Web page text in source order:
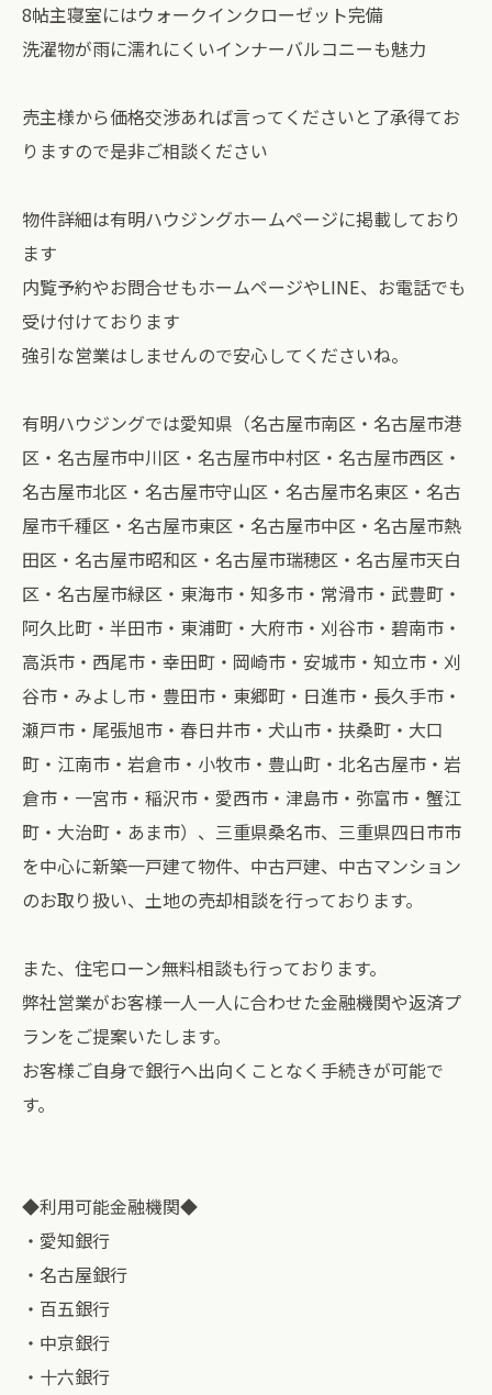
8帖主寝室にはウォークインクローゼット完備
洗濯物が雨に濡れにくいインナーバルコニーも魅力
売主様から価格交渉あれば言ってくださいと了承得てお
りますので是非ご相談ください
物件詳細は有明ハウジングホームページに掲載しており
ます
内覧予約やお問合せもホームページやLINE、お電話でも
受け付けております
強引な営業はしませんので安心してくださいね。
有明ハウジングでは愛知県（名古屋市南区・名古屋市港
区・名古屋市中川区・名古屋市中村区・名古屋市西区・
名古屋市北区・名古屋市守山区・名古屋市名東区・名古
屋市千種区・名古屋市東区・名古屋市中区・名古屋市熱
田区・名古屋市昭和区・名古屋市瑞穂区・名古屋市天白
区・名古屋市緑区・東海市・知多市・常滑市・武豊町・
阿久比町・半田市・東浦町・大府市・刈谷市・碧南市・
高浜市・西尾市・幸田町・岡崎市・安城市・知立市・刈
谷市・みよし市・豊田市・東郷町・日進市・長久手市・
瀬戸市・尾張旭市・春日井市・犬山市・扶桑町・大口
町・江南市・岩倉市・小牧市・豊山町・北名古屋市・岩
倉市・一宮市・稲沢市・愛西市・津島市・弥富市・蟹江
町・大治町・あま市）、三重県桑名市、三重県四日市市
を中心に新築一戸建て物件、中古戸建、中古マンション
のお取り扱い、土地の売却相談を行っております。
また、住宅ローン無料相談も行っております。
弊社営業がお客様一人一人に合わせた金融機関や返済プ
ランをご提案いたします。
お客様ご自身で銀行へ出向くことなく手続きが可能で
す。
◆利用可能金融機関◆
・愛知銀行
・名古屋銀行
・百五銀行
・中京銀行
・十六銀行